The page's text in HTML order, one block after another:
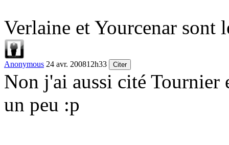
Verlaine et Yourcenar sont
Anonymous 24 avr. 200812h33 Citer
Non j'ai aussi cité
un peu :p